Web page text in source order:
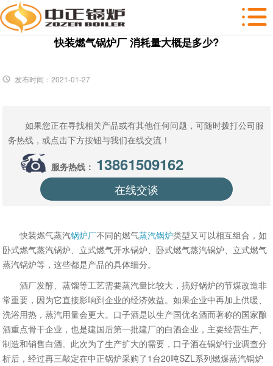
快装燃气锅炉厂 消耗量大概是多少?
发布时间：2021-01-27
如果您正在寻找相关产品或有其他任何问题，可随时拨打公司服
务热线，或点击下方按钮与我们在线交流！
服务热线： 13861509162
在线交谈
快装燃气蒸汽锅炉厂不同的燃气蒸汽锅炉类型又可以相互组合，如
卧式燃气蒸汽锅炉、立式燃气开水锅炉、卧式燃气蒸汽锅炉、立式燃气
蒸汽锅炉等，这些都是产品的具体细分。
酒厂发酵、蒸馏等工艺需要蒸汽量比较大，搞好锅炉的节煤改造非
常重要，因为它直接影响到企业的经济效益。如果企业中再加上供暖、
洗浴用热，蒸汽用量会更大。口子酒是以生产国优名酒而著称的国家酿
酒重点骨干企业，也是建国后第一批建厂的白酒企业，主要经营生产、
制造和销售白酒。此次为了生产扩大的需要，口子酒在锅炉行业调查分
析后，经过再三敲定在中正锅炉采购了1台20吨SZL系列燃煤蒸汽锅炉